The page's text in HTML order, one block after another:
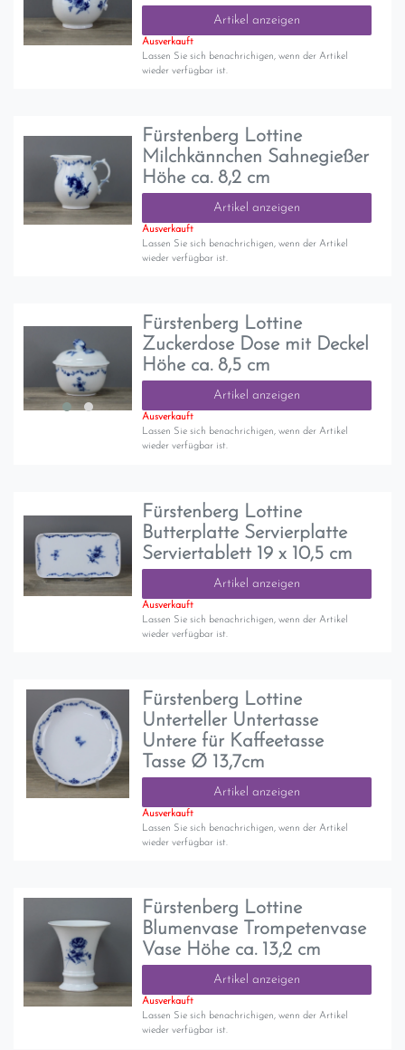
Artikel anzeigen
Ausverkauft
Lassen Sie sich benachrichigen, wenn der Artikel
wieder verfügbar ist.
Fürstenberg Lottine
Milchkännchen Sahnegießer
Höhe ca. 8,2 cm
Artikel anzeigen
Ausverkauft
Lassen Sie sich benachrichigen, wenn der Artikel
wieder verfügbar ist.
Fürstenberg Lottine
Zuckerdose Dose mit Deckel
Höhe ca. 8,5 cm
Artikel anzeigen
Ausverkauft
Lassen Sie sich benachrichigen, wenn der Artikel
wieder verfügbar ist.
Fürstenberg Lottine
Butterplatte Servierplatte
Serviertablett 19 x 10,5 cm
Artikel anzeigen
Ausverkauft
Lassen Sie sich benachrichigen, wenn der Artikel
wieder verfügbar ist.
Fürstenberg Lottine
Unterteller Untertasse
Untere für Kaffeetasse
Tasse Ø 13,7cm
Artikel anzeigen
Ausverkauft
Lassen Sie sich benachrichigen, wenn der Artikel
wieder verfügbar ist.
Fürstenberg Lottine
Blumenvase Trompetenvase
Vase Höhe ca. 13,2 cm
Artikel anzeigen
Ausverkauft
Lassen Sie sich benachrichigen, wenn der Artikel
wieder verfügbar ist.